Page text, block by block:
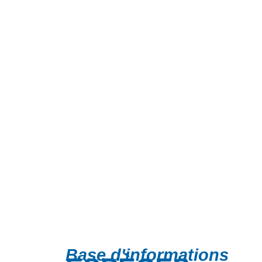
Base d'informations